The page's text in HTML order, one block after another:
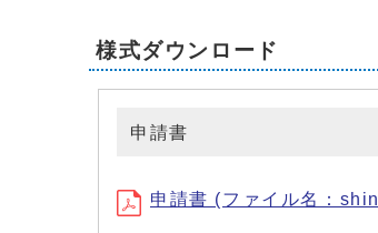
様式ダウンロード
申請書
申請書 (ファイル名：